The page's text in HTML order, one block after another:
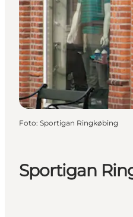
Sportigan
Foto: Sportigan Ringkøbing